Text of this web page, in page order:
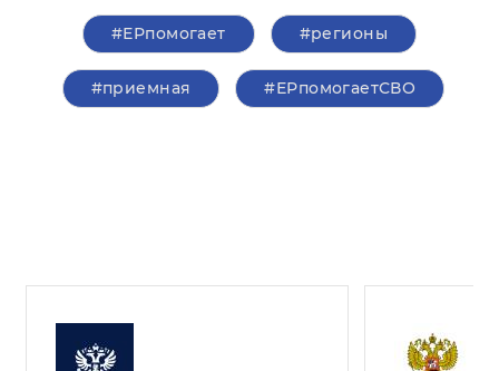
#ЕРпомогает #регионы
#приемная #ЕРпомогаетСВО